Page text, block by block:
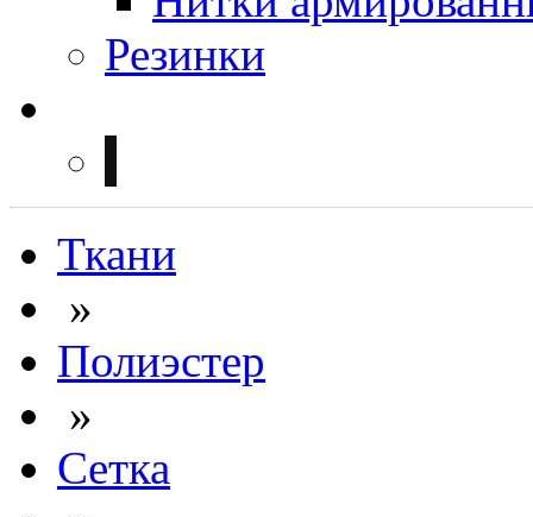
Резинки
Ткани
»
Полиэстер
»
Сетка